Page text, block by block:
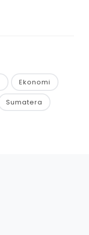
Ekonomi
Sumatera